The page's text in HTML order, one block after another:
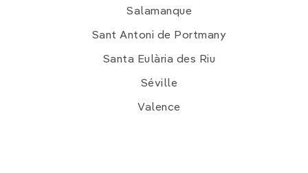
Salamanque
Sant Antoni de Portmany
Santa Eulària des Riu
Séville
Valence